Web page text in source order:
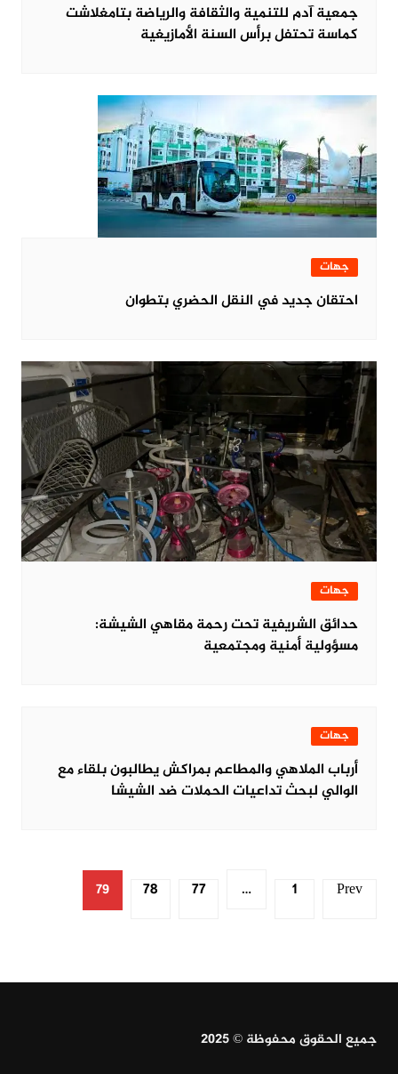
جمعية آدم للتنمية والثقافة والرياضة بتامغلاشت
كماسة تحتفل برأس السنة الأمازيغية
جهات
احتقان جديد في النقل الحضري بتطوان
جهات
حدائق الشريفية تحت رحمة مقاهي الشيشة:
مسؤولية أمنية ومجتمعية
جهات
أرباب الملاهي والمطاعم بمراكش يطالبون بلقاء مع
الوالي لبحث تداعيات الحملات ضد الشيشا
pagination
Prev
1
…
77
78
79
جميع الحقوق محفوظة © 2025